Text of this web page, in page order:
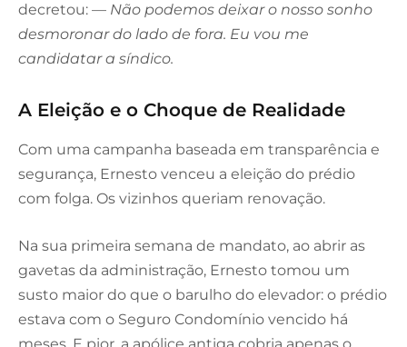
decretou: — Não podemos deixar o nosso sonho
desmoronar do lado de fora. Eu vou me
candidatar a síndico.
A Eleição e o Choque de Realidade
Com uma campanha baseada em transparência e
segurança, Ernesto venceu a eleição do prédio
com folga. Os vizinhos queriam renovação.
Na sua primeira semana de mandato, ao abrir as
gavetas da administração, Ernesto tomou um
susto maior do que o barulho do elevador: o prédio
estava com o Seguro Condomínio vencido há